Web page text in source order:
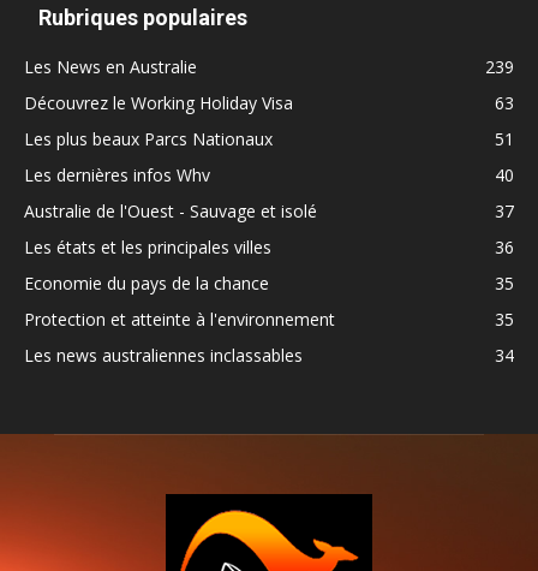
Rubriques populaires
Les News en Australie
239
Découvrez le Working Holiday Visa
63
Les plus beaux Parcs Nationaux
51
Les dernières infos Whv
40
Australie de l'Ouest - Sauvage et isolé
37
Les états et les principales villes
36
Economie du pays de la chance
35
Protection et atteinte à l'environnement
35
Les news australiennes inclassables
34